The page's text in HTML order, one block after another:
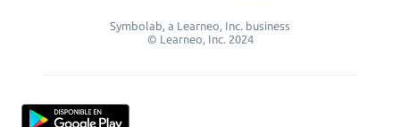
Symbolab, a Learneo, Inc. business
© Learneo, Inc. 2024